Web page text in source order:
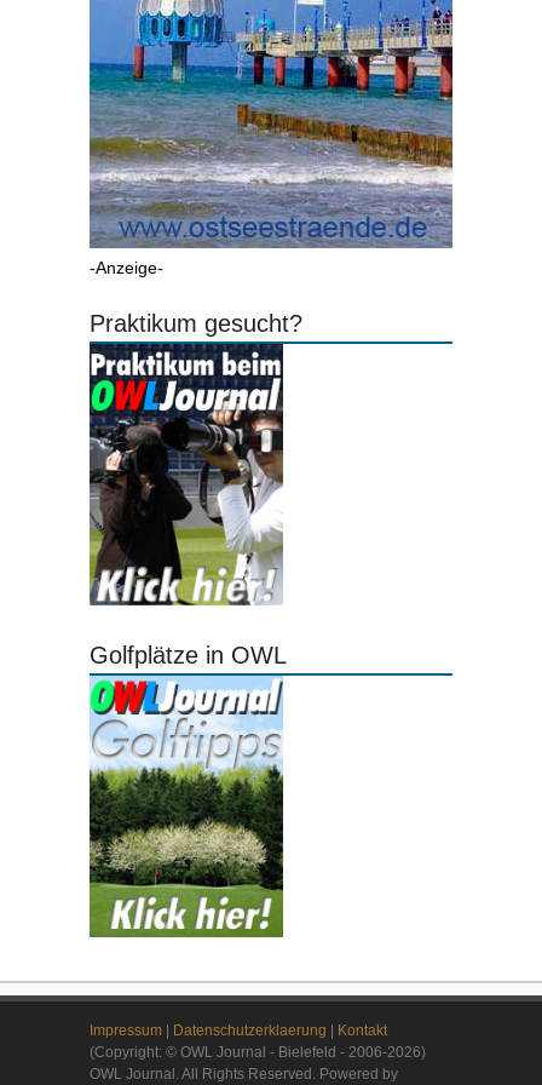
-Anzeige-
Praktikum gesucht?
Golfplätze in OWL
Impressum Datenschutzerklaerung
Kontakt
(Copyright: © OWL Journal - Bielefeld - 2006-2026)
OWL Journal. All Rights Reserved. Powered by